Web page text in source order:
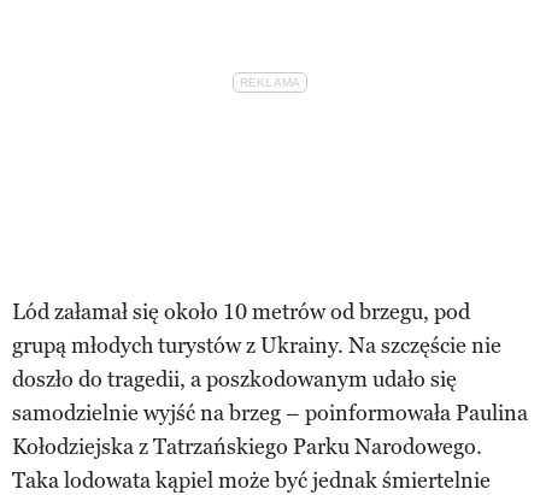
Lód załamał się około 10 metrów od brzegu, pod
grupą młodych turystów z Ukrainy. Na szczęście nie
doszło do tragedii, a poszkodowanym udało się
samodzielnie wyjść na brzeg – poinformowała Paulina
Kołodziejska z Tatrzańskiego Parku Narodowego.
Taka lodowata kąpiel może być jednak śmiertelnie